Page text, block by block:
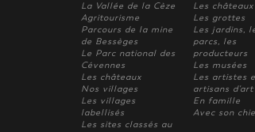
La Vallée de la Cèze
Agritourisme
Parcours de la mine
de Bessèges
Le Parc national des
Cévennes
Les châteaux
Nos villages
Les villages
labellisés
Les sites classés au
Les châteaux
Les grottes
Les jardins,
parcs, les
producteurs
Les musées
Les artistes
artisans d'art
En famille
Avec son